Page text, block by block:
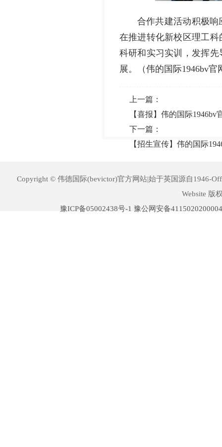
合作共建活动积极
在推进转化新校区理工
科研和实习实训，发挥
展。（伟的国际1946bv
上一篇：
【喜报】伟的国际
下一篇：
【招生宣传】伟的国际
Copyright © 伟德国际(bevictor)官方网站|始于英国源自1946-
Website 版
豫ICP备05002438号-1 豫公网安备